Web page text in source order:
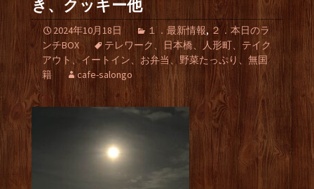
き、クッキー他
2024年10月18日 １．最新情報, ２．本日のラ
ンチBOX
テレワーク、日本橋、人形町、テイク
アウト、イートイン、お弁当、野菜たっぷり、無国
籍
cafe-salongo